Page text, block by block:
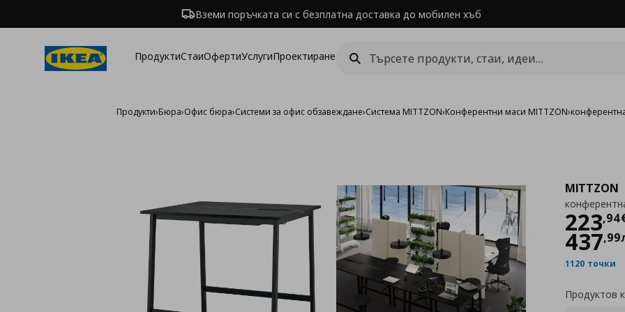
Вземи поръчката си с безплатна доставка до мобилен хъб
ПродуктиСтаиОфертиУслугиПроектиране
Продукти›Бюра›Офис бюра›Системи за офис обзавеждане›Система MITTZON›Конферентни маси MITTZON›
MITTZON
223,94
437,99
1120 точки
Продуктов